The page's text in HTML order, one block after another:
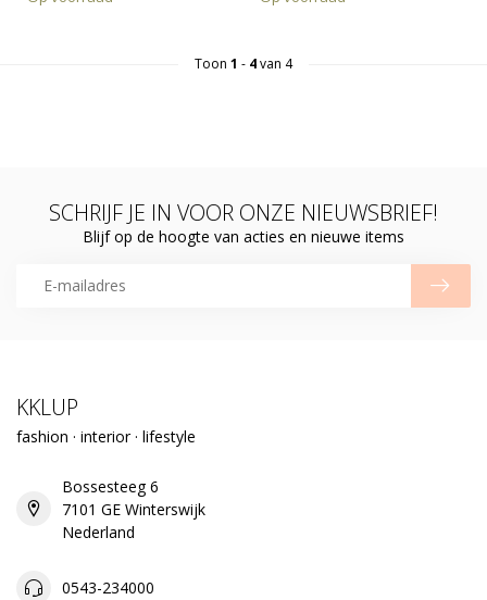
Toon 1 - 4van 4
SCHRIJF JE IN VOOR ONZE NIEUWSBRIEF!
Blijf op de hoogte van acties en nieuwe items
KKLUP
fashion · interior · lifestyle
Bossesteeg 6
7101 GE Winterswijk
Nederland
0543-234000